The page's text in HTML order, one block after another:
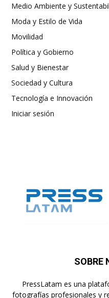
Medio Ambiente y
Moda y Estilo de Vida
Movilidad
Política y Gobierno
Salud y Bienestar
Sociedad y Cultura
Tecnología e Innovación
Iniciar sesión
SOBRE
PressLatam es una
fotografías profesionales y